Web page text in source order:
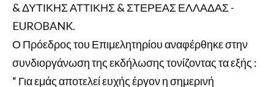
& ΔΥΤΙΚΗΣ ΑΤΤΙΚΗΣ & ΣΤΕΡΕΑΣ ΕΛΛΑΔΑΣ -
EUROBANK.
Ο Πρόεδρος του Επιμελητηρίου αναφέρθηκε στην
συνδιοργάνωση της εκδήλωσης τονίζοντας τα εξής :
“ Για εμάς αποτελεί ευχής έργον η σημερινή